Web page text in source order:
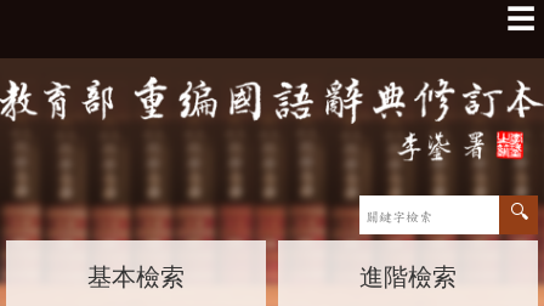
☰
基本檢索 進階檢索